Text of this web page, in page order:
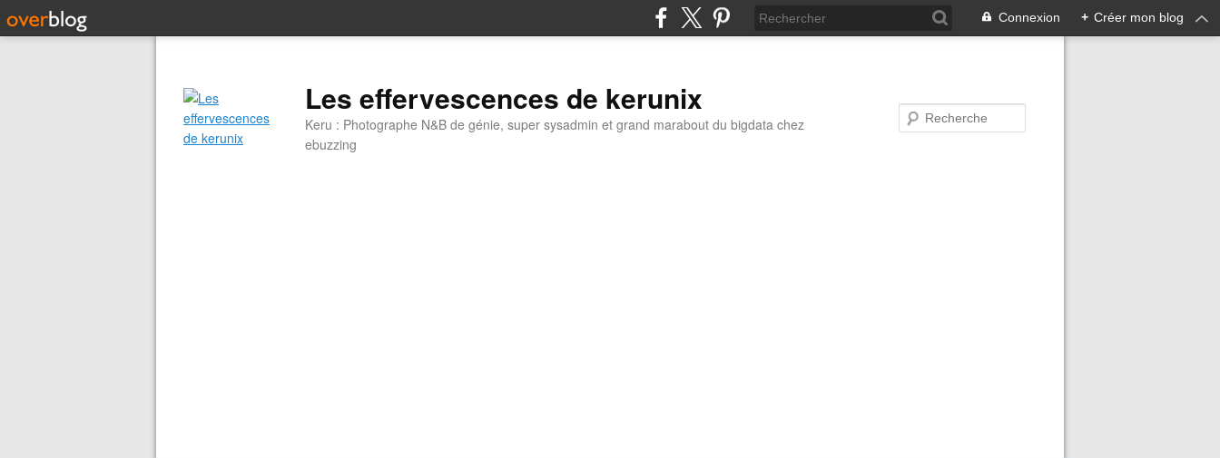
Connexion + Créer mon blog
Les effervescences de kerunix
Keru : Photographe N&B de génie, super sysadmin et grand marabout du bigdata chez
ebuzzing